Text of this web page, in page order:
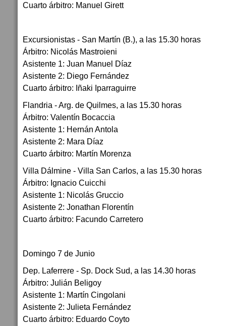
Cuarto árbitro: Manuel Girett
Excursionistas - San Martín (B.), a las 15.30 horas
Árbitro: Nicolás Mastroieni
Asistente 1: Juan Manuel Díaz
Asistente 2: Diego Fernández
Cuarto árbitro: Iñaki Iparraguirre
Flandria - Arg. de Quilmes, a las 15.30 horas
Árbitro: Valentín Bocaccia
Asistente 1: Hernán Antola
Asistente 2: Mara Díaz
Cuarto árbitro: Martín Morenza
Villa Dálmine - Villa San Carlos, a las 15.30 horas
Árbitro: Ignacio Cuicchi
Asistente 1: Nicolás Gruccio
Asistente 2: Jonathan Florentín
Cuarto árbitro: Facundo Carretero
Domingo 7 de Junio
Dep. Laferrere - Sp. Dock Sud, a las 14.30 horas
Árbitro: Julián Beligoy
Asistente 1: Martín Cingolani
Asistente 2: Julieta Fernández
Cuarto árbitro: Eduardo Coyto